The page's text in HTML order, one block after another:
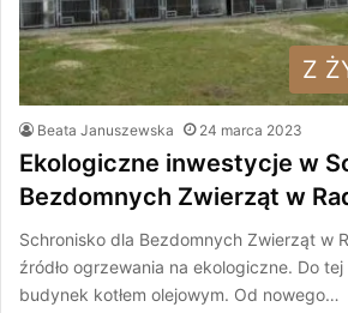
Z
Beata Januszewska 24 marca 2023
Ekologiczne inwestycje w
Bezdomnych Zwierząt w
Schronisko dla Bezdomnych Zwierząt w
źródło ogrzewania na ekologiczne. Do
budynek kotłem olejowym. Od nowego…